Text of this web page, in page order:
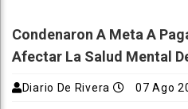
Condenaron A Meta A
Afectar La Salud Mental
Diario De Rivera 07 Ago